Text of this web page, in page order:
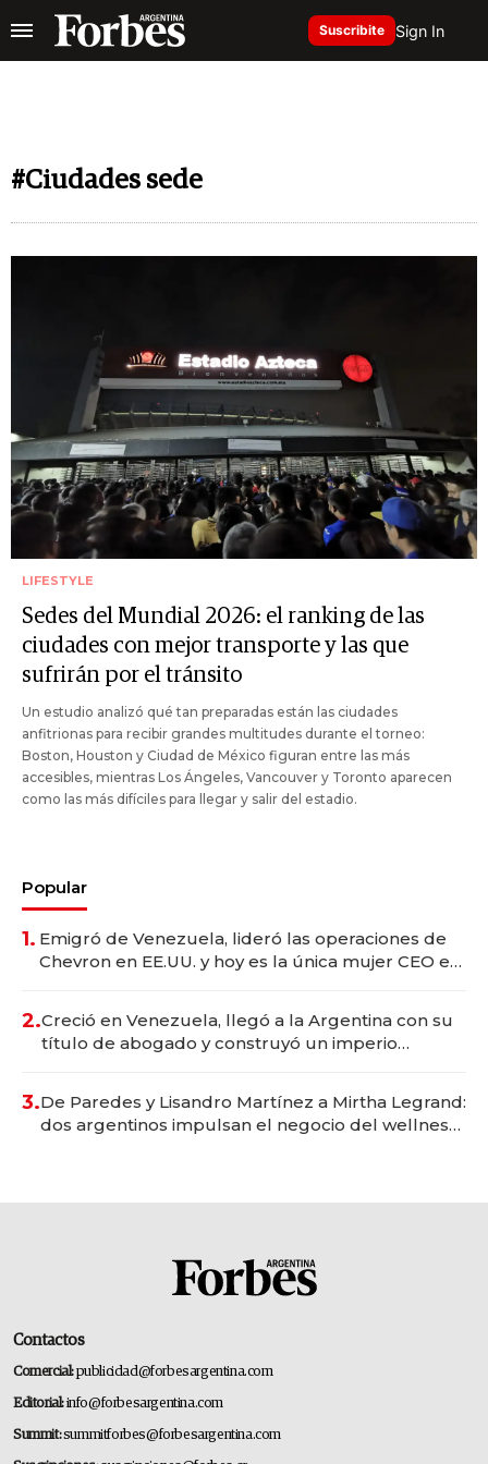
Suscribite Sign In
#Ciudades sede
LIFESTYLE
Sedes del Mundial 2026: el ranking de las
ciudades con mejor transporte y las que
sufrirán por el tránsito
Un estudio analizó qué tan preparadas están las ciudades
anfitrionas para recibir grandes multitudes durante el torneo:
Boston, Houston y Ciudad de México figuran entre las más
accesibles, mientras Los Ángeles, Vancouver y Toronto aparecen
como las más difíciles para llegar y salir del estadio.
Popular
1. Emigró de Venezuela, lideró las operaciones de
Chevron en EE.UU. y hoy es la única mujer CEO en
2.Creció en Venezuela, llegó a la Argentina con su
título de abogado y construyó un imperio
3.De Paredes y Lisandro Martínez a Mirtha Legrand:
dos argentinos impulsan el negocio del wellness
Contactos
Comercial:publicidad@forbesargentina.com
Editorial:info@forbesargentina.com
Summit:summitforbes@forbesargentina.com